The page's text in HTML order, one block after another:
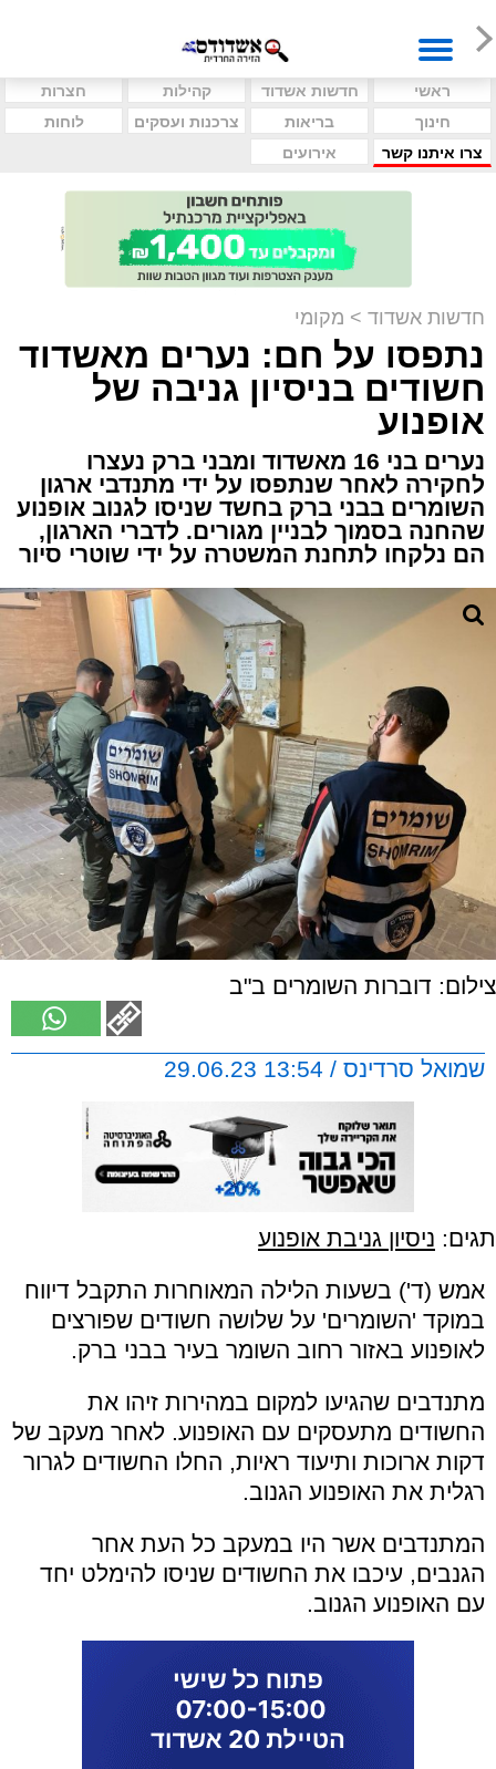
ראשי חדשות אשדוד קהילות
חצרות
חינוך
בריאות צרכנות ועסקים
לוחות
צרו איתנו קשר
אירועים
חדשות אשדוד > מקומי
נתפסו על חם: נערים מאשדוד
חשודים בניסיון גניבה של
אופנוע
נערים בני 16 מאשדוד ומבני ברק נעצרו
לחקירה לאחר שנתפסו על ידי מתנדבי ארגון
השומרים בבני ברק בחשד שניסו לגנוב אופנוע
שהחנה בסמוך לבניין מגורים. לדברי הארגון,
הם נלקחו לתחנת המשטרה על ידי שוטרי סיור
צילום: דוברות השומרים ב"ב
שמואל סרדינס / 13:54 29.06.23
תגים: ניסיון גניבת אופנוע
אמש (ד') בשעות הלילה המאוחרות התקבל דיווח
במוקד 'השומרים' על שלושה חשודים שפורצים
לאופנוע באזור רחוב השומר בעיר בבני ברק.
מתנדבים שהגיעו למקום במהירות זיהו את
החשודים מתעסקים עם האופנוע. לאחר מעקב של
דקות ארוכות ותיעוד ראיות, החלו החשודים לגרור
רגלית את האופנוע הגנוב.
המתנדבים אשר היו במעקב כל העת אחר
הגנבים, עיכבו את החשודים שניסו להימלט יחד
עם האופנוע הגנוב.